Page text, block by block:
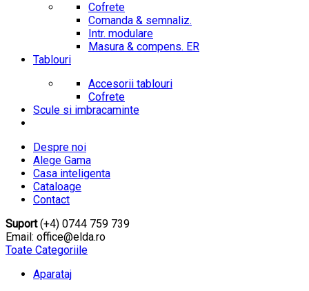
Cofrete
Comanda & semnaliz.
Intr. modulare
Masura & compens. ER
Tablouri
Accesorii tablouri
Cofrete
Scule si imbracaminte
Despre noi
Alege Gama
Casa inteligenta
Cataloage
Contact
Suport(+4) 0744 759 739
Email: office@elda.ro
Toate Categoriile
Aparataj